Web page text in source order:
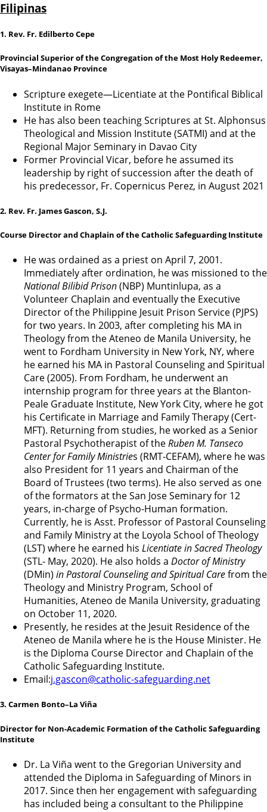
Filipinas
1. Rev. Fr. Edilberto Cepe
Provincial Superior of the Congregation of the Most Holy Redeemer,
Visayas–Mindanao Province
Scripture exegete—Licentiate at the Pontifical Biblical
Institute in Rome
He has also been teaching Scriptures at St. Alphonsus
Theological and Mission Institute (SATMI) and at the
Regional Major Seminary in Davao City
Former Provincial Vicar, before he assumed its
leadership by right of succession after the death of
his predecessor, Fr. Copernicus Perez, in August 2021
2. Rev. Fr. James Gascon, S.J.
Course Director and Chaplain of the Catholic Safeguarding Institute
He was ordained as a priest on April 7, 2001.
Immediately after ordination, he was missioned to the
National Bilibid Prison(NBP) Muntinlupa, as a
Volunteer Chaplain and eventually the Executive
Director of the Philippine Jesuit Prison Service (PJPS)
for two years. In 2003, after completing his MA in
Theology from the Ateneo de Manila University, he
went to Fordham University in New York, NY, where
he earned his MA in Pastoral Counseling and Spiritual
Care (2005). From Fordham, he underwent an
internship program for three years at the Blanton-
Peale Graduate Institute, New York City, where he got
his Certificate in Marriage and Family Therapy (Cert-
MFT). Returning from studies, he worked as a Senior
Pastoral Psychotherapist of theRuben M. Tanseco
Center for Family Ministries (RMT-CEFAM), where he was
also President for 11 years and Chairman of the
Board of Trustees (two terms). He also served as one
of the formators at the San Jose Seminary for 12
years, in-charge of Psycho-Human formation.
Currently, he is Asst. Professor of Pastoral Counseling
and Family Ministry at the Loyola School of Theology
(LST) where he earned his Licentiate in Sacred Theology
(STL- May, 2020). He also holds a Doctor of Ministry
(DMin) in Pastoral Counseling and Spiritual Carefrom the
Theology and Ministry Program, School of
Humanities, Ateneo de Manila University, graduating
on October 11, 2020.
Presently, he resides at the Jesuit Residence of the
Ateneo de Manila where he is the House Minister. He
is the Diploma Course Director and Chaplain of the
Catholic Safeguarding Institute.
Email:j.gascon@catholic-safeguarding.net
3. Carmen Bonto–La Viña
Director for Non-Academic Formation of the Catholic Safeguarding
Institute
Dr. La Viña went to the Gregorian University and
attended the Diploma in Safeguarding of Minors in
2017. Since then her engagement with safeguarding
has included being a consultant to the Philippine